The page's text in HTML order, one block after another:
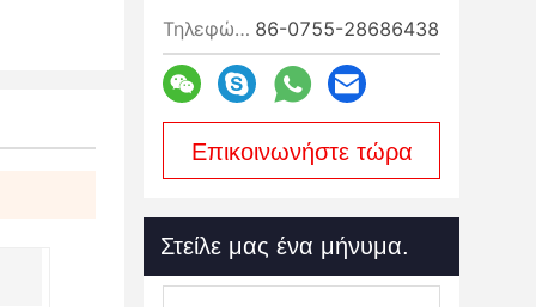
Τηλεφώνημα: 86-0755-28686438
Επικοινωνήστε τώρα
Στείλε μας ένα μήνυμα.